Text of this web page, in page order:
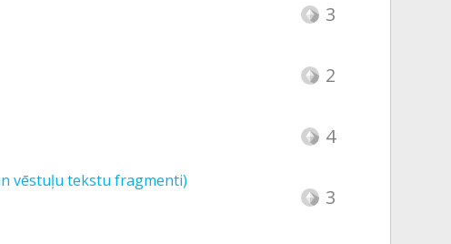
3
2
4
vēstuļu tekstu fragmenti)
3